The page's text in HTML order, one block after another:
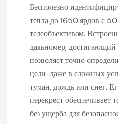
Бесполезно
тепла до 1650 ярдов с
телеобъективом.
дальномер,
позволяет точно
цели-даже в сложных
туман, дождь или снег.
перекрест обеспечивает
без ущерба для